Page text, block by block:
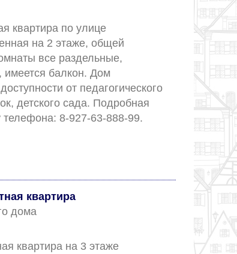
квартира по улице
на 2 этаже, общей
все раздельные,
балкон. Дом
от педагогического
детского сада. Подробная
8-927-63-888-99.
квартира
дома
квартира на 3 этаже